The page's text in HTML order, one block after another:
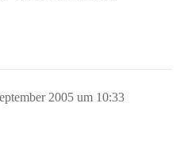
2005 um 10:33